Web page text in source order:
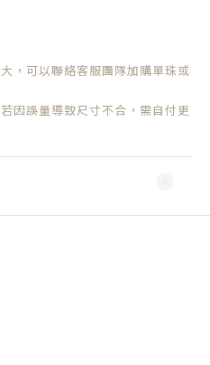
，可以聯絡客服團隊加購單珠或
因誤量導致尺寸不合，需自付更